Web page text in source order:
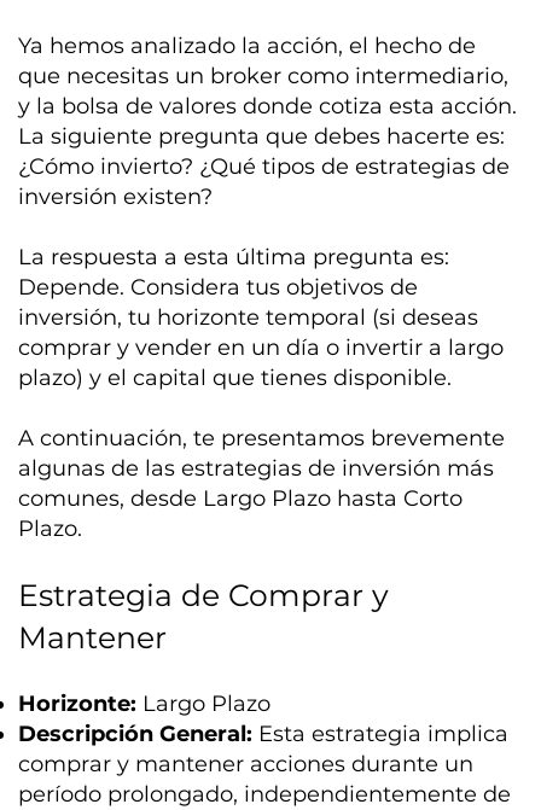
Ya hemos analizado la acción, el hecho de
que necesitas un broker como intermediario,
y la bolsa de valores donde cotiza esta acción.
La siguiente pregunta que debes hacerte es:
¿Cómo invierto? ¿Qué tipos de estrategias de
inversión existen?
La respuesta a esta última pregunta es:
Depende. Considera tus objetivos de
inversión, tu horizonte temporal (si deseas
comprar y vender en un día o invertir a largo
plazo) y el capital que tienes disponible.
A continuación, te presentamos brevemente
algunas de las estrategias de inversión más
comunes, desde Largo Plazo hasta Corto
Plazo.
Estrategia de Comprar y
Mantener
Horizonte: Largo Plazo
Descripción General: Esta estrategia implica
comprar y mantener acciones durante un
período prolongado, independientemente de